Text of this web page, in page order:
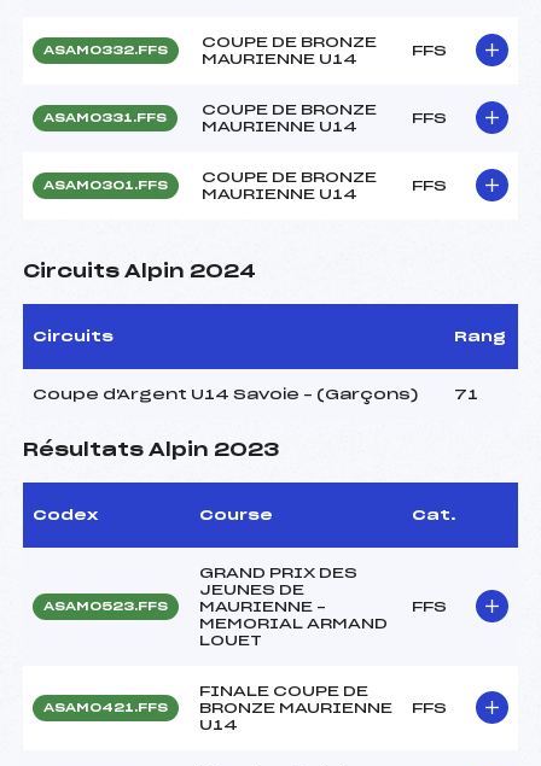
ASAM0332.FFS
COUPE DE BRONZE
MAURIENNE U14
FFS
ASAM0331.FFS
COUPE DE BRONZE
MAURIENNE U14
FFS
ASAM0301.FFS
COUPE DE BRONZE
MAURIENNE U14
FFS
Circuits Alpin 2024
Circuits Rang
Coupe d'Argent U14 Savoie – (Garçons) 71
Résultats Alpin 2023
Codex Course Cat.
ASAM0523.FFS
GRAND PRIX DES
JEUNES DE
MAURIENNE –
MEMORIAL ARMAND
LOUET
FFS
ASAM0421.FFS
FINALE COUPE DE
BRONZE MAURIENNE
U14
FFS